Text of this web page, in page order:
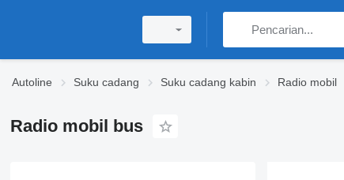
Autoline Suku cadang Suku cadang kabin Radio mobil
Radio mobil bus